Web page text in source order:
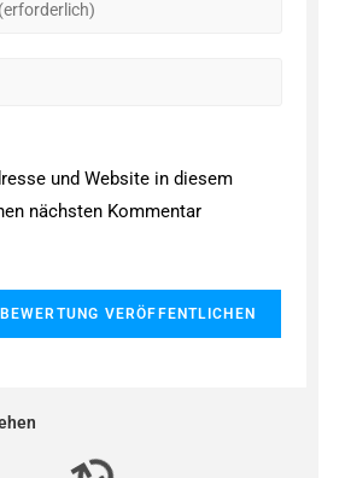
und Website in diesem
nächsten Kommentar